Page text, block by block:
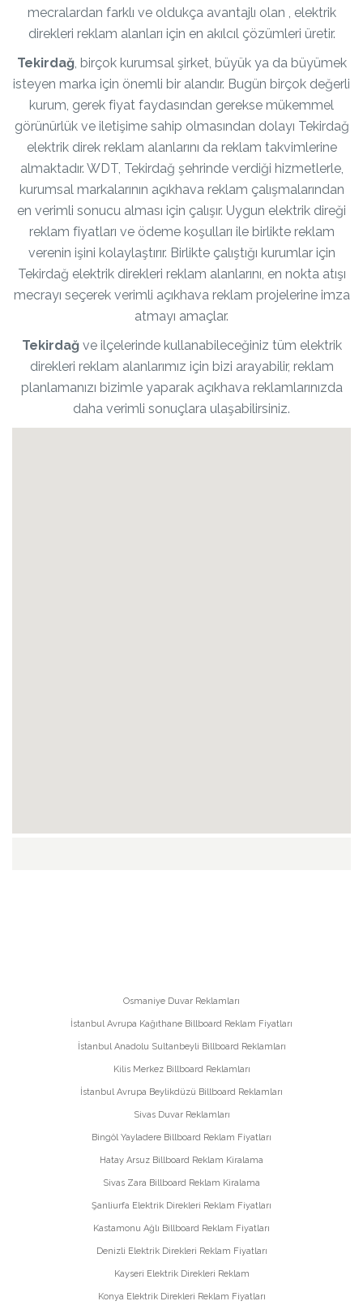
mecralardan farklı ve oldukça avantajlı olan , elektrik
direkleri reklam alanları için en akılcıl çözümleri üretir.
Tekirdağ, birçok kurumsal şirket, büyük ya da büyümek
isteyen marka için önemli bir alandır. Bugün birçok değerli
kurum, gerek fiyat faydasından gerekse mükemmel
görünürlük ve iletişime sahip olmasından dolayı Tekirdağ
elektrik direk reklam alanlarını da reklam takvimlerine
almaktadır. WDT, Tekirdağ şehrinde verdiği hizmetlerle,
kurumsal markalarının açıkhava reklam çalışmalarından
en verimli sonucu alması için çalışır. Uygun elektrik direği
reklam fiyatları ve ödeme koşulları ile birlikte reklam
verenin işini kolaylaştırır. Birlikte çalıştığı kurumlar için
Tekirdağ elektrik direkleri reklam alanlarını, en nokta atışı
mecrayı seçerek verimli açıkhava reklam projelerine imza
atmayı amaçlar.
Tekirdağ ve ilçelerinde kullanabileceğiniz tüm elektrik
direkleri reklam alanlarımız için bizi arayabilir, reklam
planlamanızı bizimle yaparak açıkhava reklamlarınızda
daha verimli sonuçlara ulaşabilirsiniz.
Osmaniye Duvar Reklamları
İstanbul Avrupa Kağıthane Billboard Reklam Fiyatları
İstanbul Anadolu Sultanbeyli Billboard Reklamları
Kilis Merkez Billboard Reklamları
İstanbul Avrupa Beylikdüzü Billboard Reklamları
Sivas Duvar Reklamları
Bingöl Yayladere Billboard Reklam Fiyatları
Hatay Arsuz Billboard Reklam Kiralama
Sivas Zara Billboard Reklam Kiralama
Şanliurfa Elektrik Direkleri Reklam Fiyatları
Kastamonu Ağlı Billboard Reklam Fiyatları
Denizli Elektrik Direkleri Reklam Fiyatları
Kayseri Elektrik Direkleri Reklam
Konya Elektrik Direkleri Reklam Fiyatları